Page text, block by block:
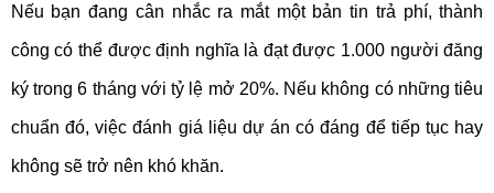
Nếu bạn đang cân nhắc ra mắt một bản tin trả phí, thành
công có thể được định nghĩa là đạt được 1.000 người đăng
ký trong 6 tháng với tỷ lệ mở 20%. Nếu không có những tiêu
chuẩn đó, việc đánh giá liệu dự án có đáng để tiếp tục hay
không sẽ trở nên khó khăn.